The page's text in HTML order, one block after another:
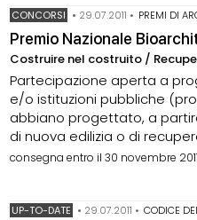
CONCORSI • 29.07.2011 • PREMI DI
Premio Nazionale
Costruire nel costruito /
Partecipazione aperta a
e/o istituzioni pubbliche
abbiano progettato, a
di nuova edilizia o di
consegna entro il 30 novembre 2011
UP-TO-DATE • 29.07.2011 • CODICE